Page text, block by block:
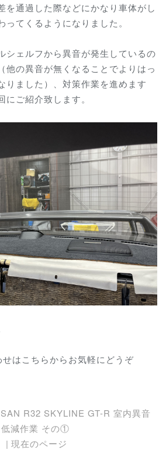
を通過した際などにかなり車体がし
ってくるようになりました。
シェルフから異音が発生しているの
他の異音が無くなることでよりはっ
りました）、対策作業を進めます
ご紹介致します。
はこちらからお気軽にどうぞ
R32 SKYLINE GT-R 室内異音
低減作業 その①
現在のページ